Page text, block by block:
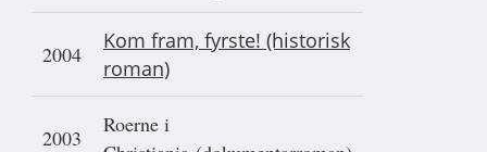
2004
Kom fram, fyrste! (historisk
roman)
2003
Roerne i